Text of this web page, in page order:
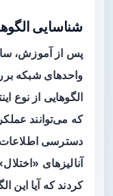
شناسایی
پس از آموزش،
واحدهای شبکه
الگوهایی از نوع
که می‌توانند
دسترسی اطلاعات)
آنالیزهای
کردند که آیا این